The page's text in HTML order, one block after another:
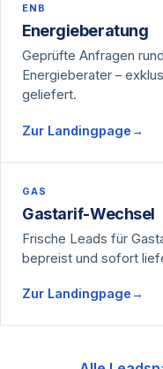
ENB
Energieberatung
Geprüfte Anfragen
Energieberater –
geliefert.
Zur Landingpage→
GAS
Gastarif-Wechsel
Frische Leads für
bepreist und sofort
Zur Landingpage→